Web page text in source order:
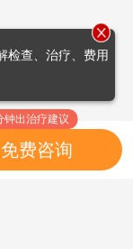
钟出治疗建议
免费咨询
检查、治疗、费用